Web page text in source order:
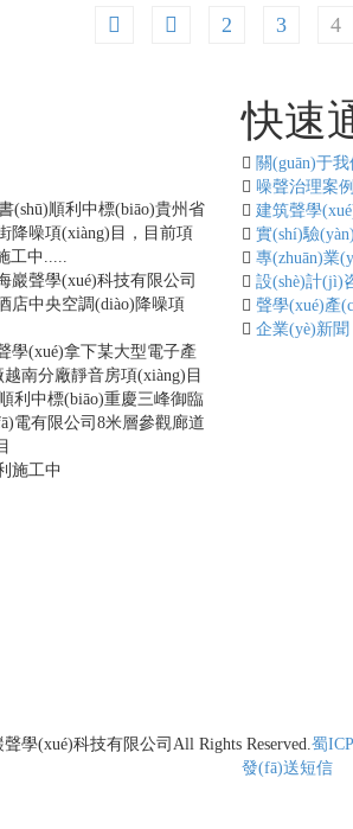
2 3 4
(shū)順利中標(biāo)貴州省
噪項(xiàng)目，目前項
工中.....
巖聲學(xué)科技有限公司
店中央空調(diào)降噪項
學(xué)拿下某大型電子產
越南分廠靜音房項(xiàng)目
利中標(biāo)重慶三峰御臨
電有限公司8米層參觀廊道
施工中
快速
關(guān)于
噪聲治理案例
建筑聲學
實(shí)驗
專(zhuān)業
設(shè)計(jì)
聲學(xué)產
企業(yè)新聞
學(xué)科技有限公司 All Rights Reserved.蜀
發(fā)送短信